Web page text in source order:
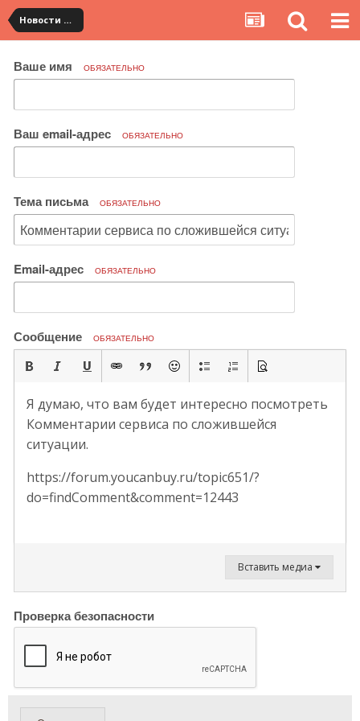
Новости сервиса
Ваше имя ОБЯЗАТЕЛЬНО
Ваш email-адрес ОБЯЗАТЕЛЬНО
Тема письма ОБЯЗАТЕЛЬНО
Email-адрес ОБЯЗАТЕЛЬНО
Сообщение ОБЯЗАТЕЛЬНО
Я думаю, что вам будет интересно посмотреть
Комментарии сервиса по сложившейся
ситуации.
https://forum.youcanbuy.ru/topic651/?
do=findComment&comment=12443
Вставить медиа
Проверка безопасности